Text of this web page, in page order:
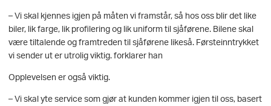
– Vi skal kjennes igjen på måten vi framstår, så hos oss blir det like
biler, lik farge, lik profilering og lik uniform til sjåførene. Bilene skal
være tiltalende og framtreden til sjåførene likeså. Førsteinntrykket
vi sender ut er utrolig viktig. forklarer han
Opplevelsen er også viktig.
– Vi skal yte service som gjør at kunden kommer igjen til oss, basert